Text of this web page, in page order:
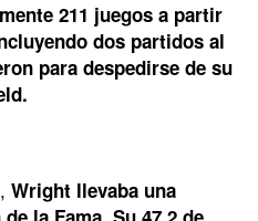
211 juegos a partir
dos partidos al
para despedirse de su
Wright llevaba una